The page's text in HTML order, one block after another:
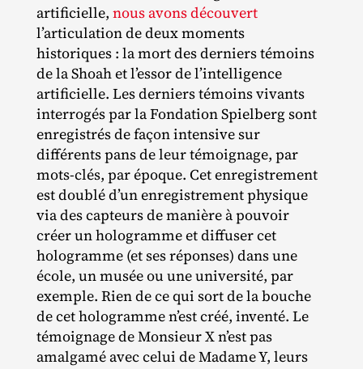
artificielle, nous avons découvert
l’articulation de deux moments
historiques : la mort des derniers témoins
de la Shoah et l’essor de l’intelligence
artificielle. Les derniers témoins vivants
interrogés par la Fondation Spielberg sont
enregistrés de façon intensive sur
différents pans de leur témoignage, par
mots‐​clés, par époque. Cet enregistrement
est doublé d’un enregistrement physique
via des capteurs de manière à pouvoir
créer un hologramme et diffuser cet
hologramme (et ses réponses) dans une
école, un musée ou une université, par
exemple. Rien de ce qui sort de la bouche
de cet hologramme n’est créé, inventé. Le
témoignage de Monsieur X n’est pas
amalgamé avec celui de Madame Y, leurs